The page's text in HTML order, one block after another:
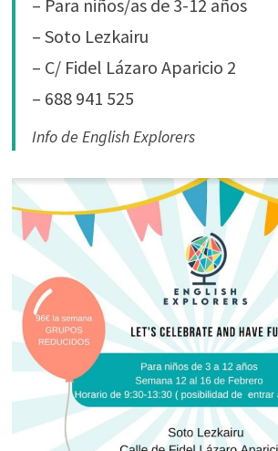
– Para niños/as de 3-12 años
– Soto Lezkairu
– C/ Fidel Lázaro Aparicio 2
– 688 941 525
Info de English Explorers